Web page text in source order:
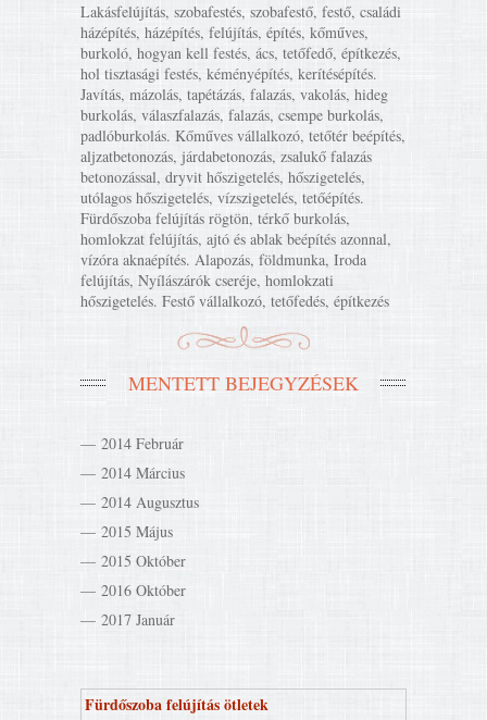
Lakásfelújítás, szobafestés, szobafestő, festő, családi
házépítés, házépítés, felújítás, építés, kőműves,
burkoló, hogyan kell festés, ács, tetőfedő, építkezés,
hol tisztasági festés, kéményépítés, kerítésépítés.
Javítás, mázolás, tapétázás, falazás, vakolás, hideg
burkolás, válaszfalazás, falazás, csempe burkolás,
padlóburkolás. Kőműves vállalkozó, tetőtér beépítés,
aljzatbetonozás, járdabetonozás, zsalukő falazás
betonozással, dryvit hőszigetelés, hőszigetelés,
utólagos hőszigetelés, vízszigetelés, tetőépítés.
Fürdőszoba felújítás rögtön, térkő burkolás,
homlokzat felújítás, ajtó és ablak beépítés azonnal,
vízóra aknaépítés. Alapozás, földmunka, Iroda
felújítás, Nyílászárók cseréje, homlokzati
hőszigetelés. Festő vállalkozó, tetőfedés, építkezés
MENTETT BEJEGYZÉSEK
2014 Február
2014 Március
2014 Augusztus
2015 Május
2015 Október
2016 Október
2017 Január
Fürdőszoba felújítás ötletek